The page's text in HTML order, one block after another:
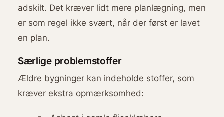
adskilt. Det kræver lidt mere planlægning, men
er som regel ikke svært, når der først er lavet
en plan.
Særlige problemstoffer
Ældre bygninger kan indeholde stoffer, som
kræver ekstra opmærksomhed: